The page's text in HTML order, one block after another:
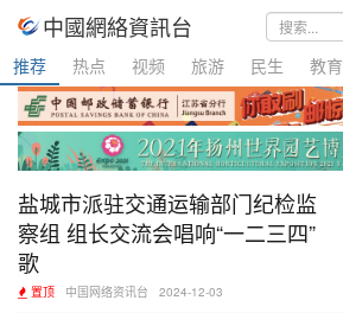
中國網絡資訊台
推荐 热点 视频 旅游 民生 教育
盐城市派驻交通运输部门纪检监
察组 组长交流会唱响“一二三四”
歌
置顶 中国网络资讯台 2024-12-03